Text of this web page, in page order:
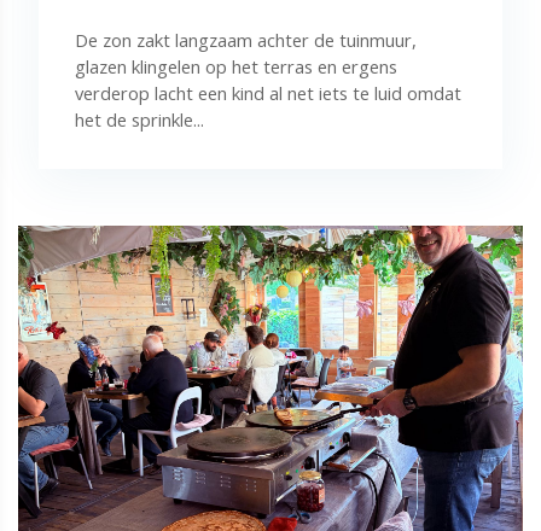
De zon zakt langzaam achter de tuinmuur,
glazen klingelen op het terras en ergens
verderop lacht een kind al net iets te luid omdat
het de sprinkle...